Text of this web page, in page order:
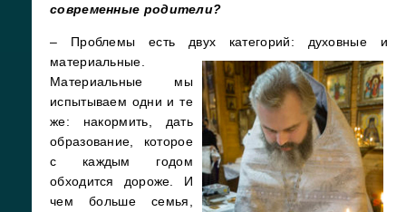
современные родители?
– Проблемы есть двух категорий: духовные и
материальные.
Материальные мы
испытываем одни и те
же: накормить, дать
образование, которое
с каждым годом
обходится дороже. И
чем больше семья,